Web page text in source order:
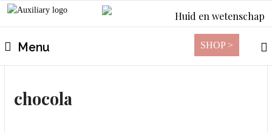
Huid en wetenschap
Menu SHOP >
chocola